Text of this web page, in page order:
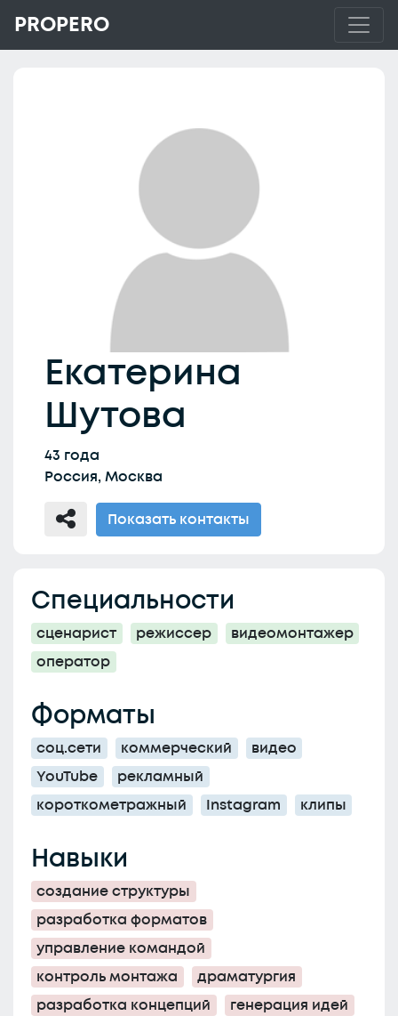
PROPERO
Екатерина
Шутова
43 года
Россия, Москва
Показать контакты
Специальности
сценарист режиссер
видеомонтажер
оператор
Форматы
соц.сети коммерческий
видео
YouTube
рекламный
короткометражный
Instagram клипы
Навыки
создание структуры
разработка форматов
управление командой
контроль монтажа
драматургия
разработка концепций
генерация идей